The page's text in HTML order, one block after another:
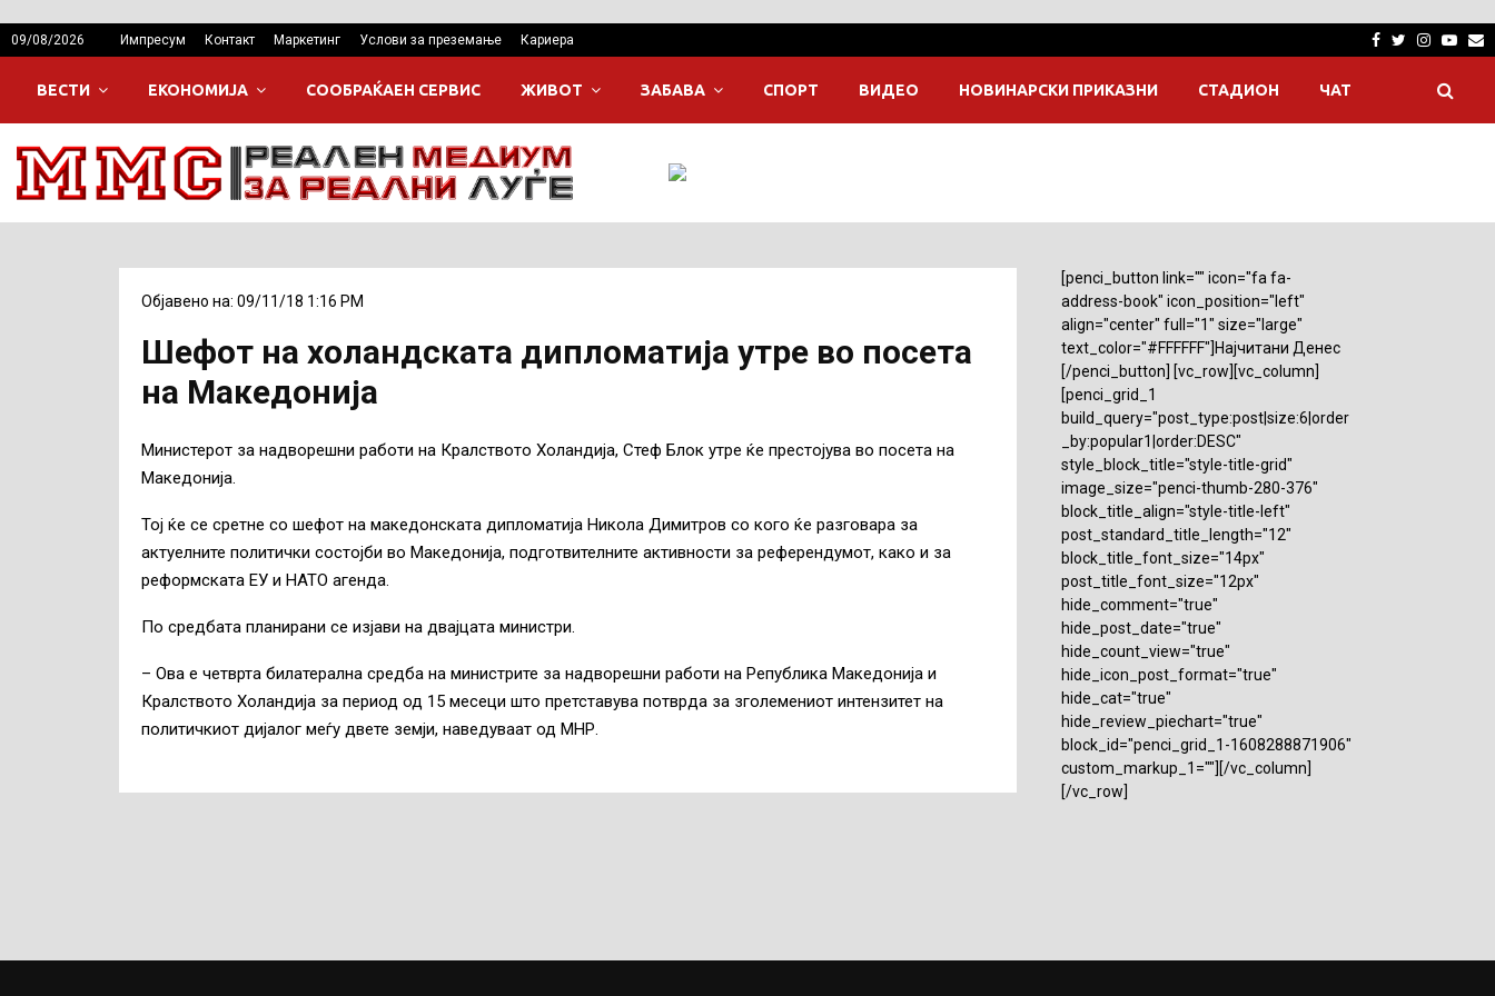
09/08/2026 Импресум Контакт Маркетинг Услови за преземање Кариера Facebook
Twitter
ВЕСТИ ЕКОНОМИЈА СООБРАЌАЕН СЕРВИС ЖИВОТ ЗАБАВА СПОРТ ВИДЕО НОВИНАРСКИ ПРИКАЗНИ СТАДИОН ЧАТ
Објавено на: 09/11/18 1:16 PM
Шефот на холандската дипломатија утре во посета
на Македонија
Министерот за надворешни работи на Кралството Холандија, Стеф Блок утре ќе престојува во посета на
Македонија.
Тој ќе се сретне со шефот на македонската дипломатија Никола Димитров со кого ќе разговара за
актуелните политички состојби во Македонија, подготвителните активности за референдумот, како и за
реформската ЕУ и НАТО агенда.
По средбата планирани се изјави на двајцата министри.
– Ова е четврта билатерална средба на министрите за надворешни работи на Република Македонија и
Кралството Холандија за период од 15 месеци што претставува потврда за зголемениот интензитет на
политичкиот дијалог меѓу двете земји, наведуваат од МНР.
[penci_button link="" icon="fa fa-
address-book" icon_position="left"
align="center" full="1" size="large"
text_color="#FFFFFF"]Најчитани Денес
[/penci_button] [vc_row][vc_column]
[penci_grid_1
build_query="post_type:post|size:6|order
_by:popular1|order:DESC"
style_block_title="style-title-grid"
image_size="penci-thumb-280-376"
block_title_align="style-title-left"
post_standard_title_length="12"
block_title_font_size="14px"
post_title_font_size="12px"
hide_comment="true"
hide_post_date="true"
hide_count_view="true"
hide_icon_post_format="true"
hide_cat="true"
hide_review_piechart="true"
block_id="penci_grid_1-1608288871906"
custom_markup_1=""][/vc_column]
[/vc_row]